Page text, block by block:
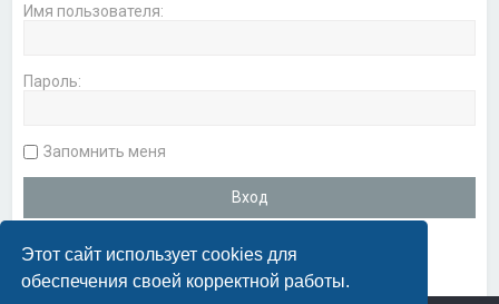
Этот сайт использует cookies для
обеспечения своей корректной работы.
Имя пользователя:
Пароль:
Запомнить меня